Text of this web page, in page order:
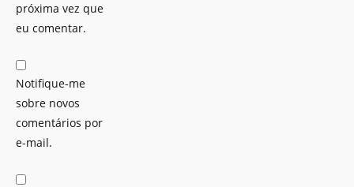
próxima vez que
eu comentar.
Notifique-me
sobre novos
comentários por
e-mail.